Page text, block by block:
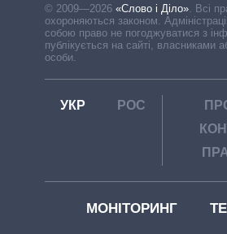
© 2009—2026 «Слово і Діло» Всі
охороняються законом.
собою право не погоджуватися з
публікується на сайті, власниками
особи.
УКР РОС
МОНІТОРИНГ